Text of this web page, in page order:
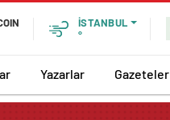
İSTANBUL
°
Yazarlar Gazeteler